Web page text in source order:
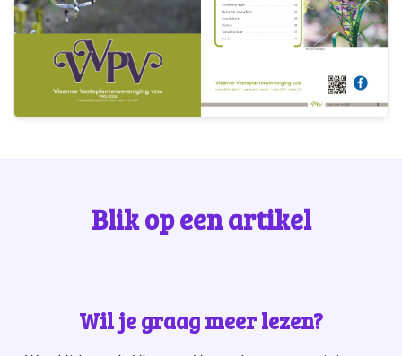
Blik op een artikel
Wil je graag meer lezen?